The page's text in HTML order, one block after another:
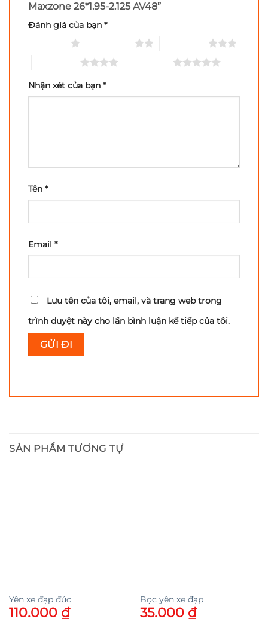
Maxzone 26*1.95-2.125 AV48”
Đánh giá của bạn *
Nhận xét của bạn *
Tên *
Email *
Lưu tên của tôi, email, và trang web trong
trình duyệt này cho lần bình luận kế tiếp của tôi.
SẢN PHẨM TƯƠNG TỰ
Yên xe đạp đúc
110.000 ₫
Bọc yên xe đạp
35.000 ₫